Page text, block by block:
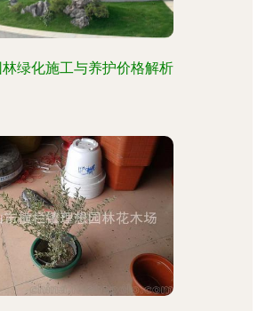
绿化施工与养护价格解析